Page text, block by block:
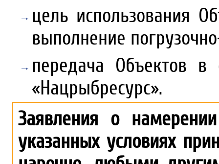
цель использования
выполнение
передача Объектов
«Нацрыбресурс».
Заявления о
указанных условиях